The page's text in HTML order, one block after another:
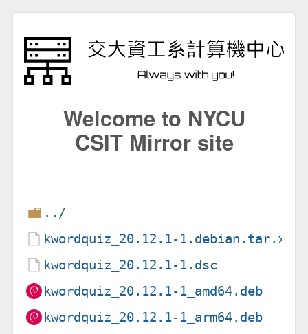
Welcome to NYCU
CSIT Mirror site
../
kwordquiz_20.12.1-1.debian.tar.xz
kwordquiz_20.12.1-1.dsc
kwordquiz_20.12.1-1_amd64.deb
kwordquiz_20.12.1-1_arm64.deb